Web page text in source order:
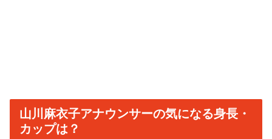
山川麻衣子アナウンサーの気になる身長・
カップは？